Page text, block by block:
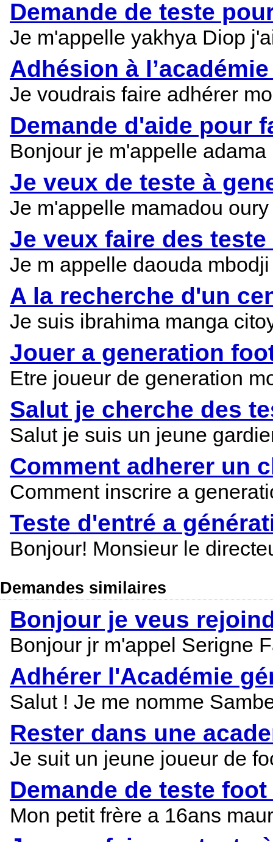
Demande de teste
Je m'appelle yakhya Diop
Adhésion à
Je voudrais faire adhérer
Demande d'aide pour
Bonjour je m'appelle
Je veux de teste à
Je m'appelle mamadou
Je veux faire des
Je m appelle daouda
A la recherche d'un
Je suis ibrahima manga
Jouer a generation
Etre joueur de generation
Salut je cherche des
Salut je suis un jeune
Comment adherer un
Comment inscrire a
Teste d'entré a
Bonjour! Monsieur le
Demandes similaires
Bonjour je veus
Bonjour jr m'appel Serigne
Adhérer l'Académie
Salut ! Je me nomme
Rester dans une
Je suit un jeune joueur de
Demande de teste
Mon petit frère a 16ans